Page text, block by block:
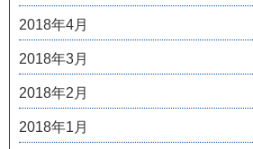
2018年4月
2018年3月
2018年2月
2018年1月